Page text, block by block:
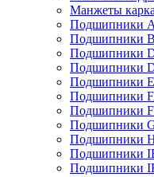
Манжеты
Подшипники
Подшипники
Подшипники
Подшипники
Подшипники
Подшипники
Подшипники
Подшипники
Подшипники
Подшипники
Подшипники